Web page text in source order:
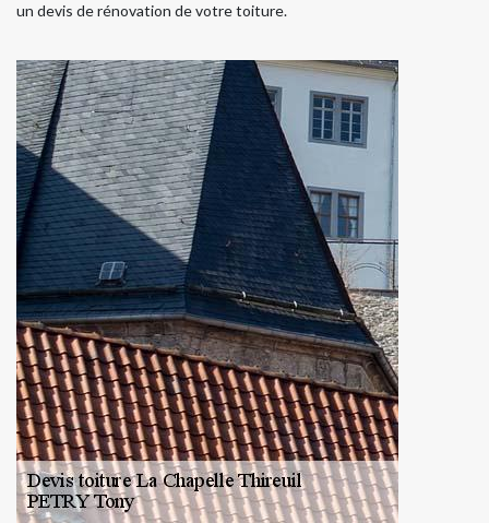
un devis de rénovation de votre toiture.